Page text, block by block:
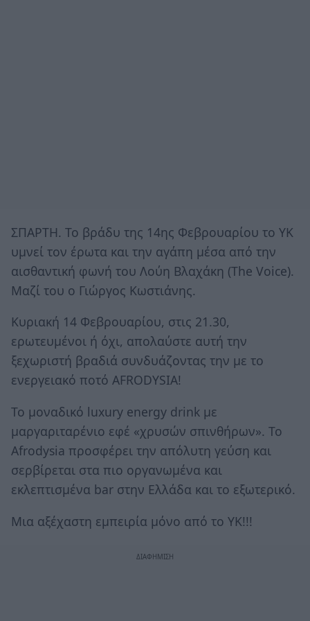
ΣΠΑΡΤΗ. Το βράδυ της 14ης Φεβρουαρίου το ΥΚ
υμνεί τον έρωτα και την αγάπη μέσα από την
αισθαντική φωνή του Λούη Βλαχάκη (The Voice).
Μαζί του ο Γιώργος Κωστιάνης.
Κυριακή 14 Φεβρουαρίου, στις 21.30,
ερωτευμένοι ή όχι, απολαύστε αυτή την
ξεχωριστή βραδιά συνδυάζοντας την με το
ενεργειακό ποτό AFRODYSIA!
Το μοναδικό luxury energy drink με
μαργαριταρένιο εφέ «χρυσών σπινθήρων». Το
Afrodysia προσφέρει την απόλυτη γεύση και
σερβίρεται στα πιο οργανωμένα και
εκλεπτισμένα bar στην Ελλάδα και το εξωτερικό.
Μια αξέχαστη εμπειρία μόνο από το ΥΚ!!!